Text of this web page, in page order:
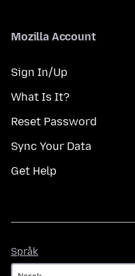
Mozilla Account
Sign In/Up
What Is It?
Reset Password
Sync Your Data
Get Help
Språk